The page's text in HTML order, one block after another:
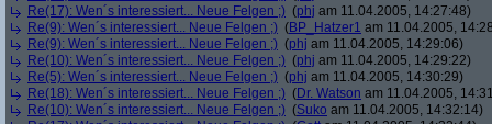
Re(17): Wen´s interessiert... Neue Felgen ;) (phj am 11.04.2005, 14:27:48)
Re(9): Wen´s interessiert... Neue Felgen ;) (BP_Hatzer1 am 11.04.2005,
Re(9): Wen´s interessiert... Neue Felgen ;) (phj am 11.04.2005, 14:29:06)
Re(10): Wen´s interessiert... Neue Felgen ;) (phj am 11.04.2005, 14:29:22)
Re(5): Wen´s interessiert... Neue Felgen ;) (phj am 11.04.2005, 14:30:29)
Re(18): Wen´s interessiert... Neue Felgen ;) (Dr. Watson am 11.04.2005,
Re(10): Wen´s interessiert... Neue Felgen ;) (Suko am 11.04.2005, 14:32:14)